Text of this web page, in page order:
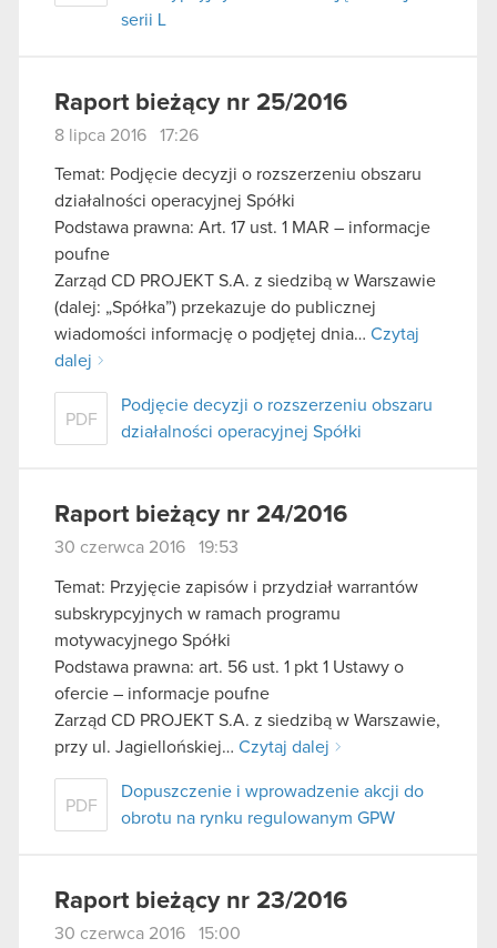
serii L
Raport bieżący nr 25/2016
8 lipca 2016 17:26
Temat: Podjęcie decyzji o rozszerzeniu obszaru
działalności operacyjnej Spółki
Podstawa prawna: Art. 17 ust. 1 MAR – informacje
poufne
Zarząd CD PROJEKT S.A. z siedzibą w Warszawie
(dalej: „Spółka”) przekazuje do publicznej
wiadomości informację o podjętej dnia… Czytaj
dalej
PDF
Podjęcie decyzji o rozszerzeniu obszaru
działalności operacyjnej Spółki
Raport bieżący nr 24/2016
30 czerwca 2016 19:53
Temat: Przyjęcie zapisów i przydział warrantów
subskrypcyjnych w ramach programu
motywacyjnego Spółki
Podstawa prawna: art. 56 ust. 1 pkt 1 Ustawy o
ofercie – informacje poufne
Zarząd CD PROJEKT S.A. z siedzibą w Warszawie,
przy ul. Jagiellońskiej… Czytaj dalej
PDF
Dopuszczenie i wprowadzenie akcji do
obrotu na rynku regulowanym GPW
Raport bieżący nr 23/2016
30 czerwca 2016 15:00